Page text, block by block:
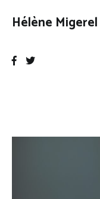
Hélène Migerel